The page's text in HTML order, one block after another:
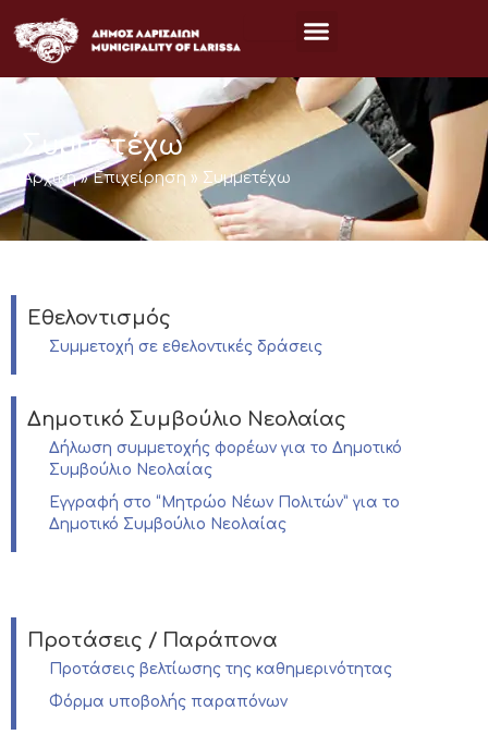
στο
περιεχόμενο
Συμμετέχω
Αρχική»Επιχείρηση » Συμμετέχω
Εθελοντισμός
Συμμετοχή σε εθελοντικές δράσεις
Δημοτικό Συμβούλιο Νεολαίας
Δήλωση συμμετοχής φορέων για το Δημοτικό
Συμβούλιο Νεολαίας
Εγγραφή στο “Μητρώο Νέων Πολιτών” για το
Δημοτικό Συμβούλιο Νεολαίας
Προτάσεις / Παράπονα
Προτάσεις βελτίωσης της καθημερινότητας
Φόρμα υποβολής παραπόνων